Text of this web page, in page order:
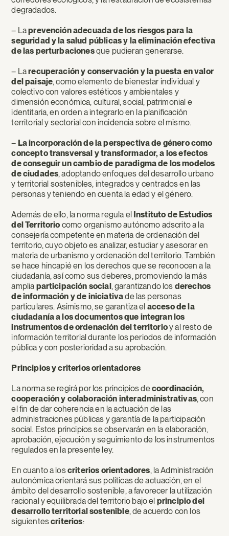
degradados.
– Laprevención adecuada de los riesgos para la
seguridad y la salud públicas y la eliminación efectiva
de las perturbacionesque pudieran generarse.
– Larecuperación y conservación y la puesta en valor
del paisaje, como elemento de bienestar individual y
colectivo con valores estéticos y ambientales y
dimensión económica, cultural, social, patrimonial e
identitaria, en orden a integrarlo en la planificación
territorial y sectorial con incidencia sobre el mismo.
– La incorporación de la perspectiva de género como
concepto transversal y transformador, a los efectos
de conseguir un cambio de paradigma de los modelos
de ciudades, adoptando enfoques del desarrollo urbano
y territorial sostenibles, integrados y centrados en las
personas y teniendo en cuenta la edad y el género.
Además de ello, la norma regula el Instituto de Estudios
del Territorio como organismo autónomo adscrito a la
consejería competente en materia de ordenación del
territorio, cuyo objeto es analizar, estudiar y asesorar en
materia de urbanismo y ordenación del territorio. También
se hace hincapié en los derechos que se reconocen a la
ciudadanía, así como sus deberes, promoviendo la más
amplia participación social, garantizando los derechos
de información y de iniciativade las personas
particulares. Asimismo, se garantiza el acceso de la
ciudadanía a los documentos que integran los
instrumentos de ordenación del territorioy al resto de
información territorial durante los periodos de información
pública y con posterioridad a su aprobación.
Principios y criterios orientadores
La norma se regirá por los principios decoordinación,
cooperación y colaboración interadministrativas, con
el fin de dar coherencia en la actuación de las
administraciones públicas y garantía de la participación
social. Estos principios se observarán en la elaboración,
aprobación, ejecución y seguimiento de los instrumentos
regulados en la presente ley.
En cuanto a loscriterios orientadores, la Administración
autonómica orientará sus políticas de actuación, en el
ámbito del desarrollo sostenible, a favorecer la utilización
racional y equilibrada del territorio bajo el principio del
desarrollo territorial sostenible, de acuerdo con los
siguientescriterios: